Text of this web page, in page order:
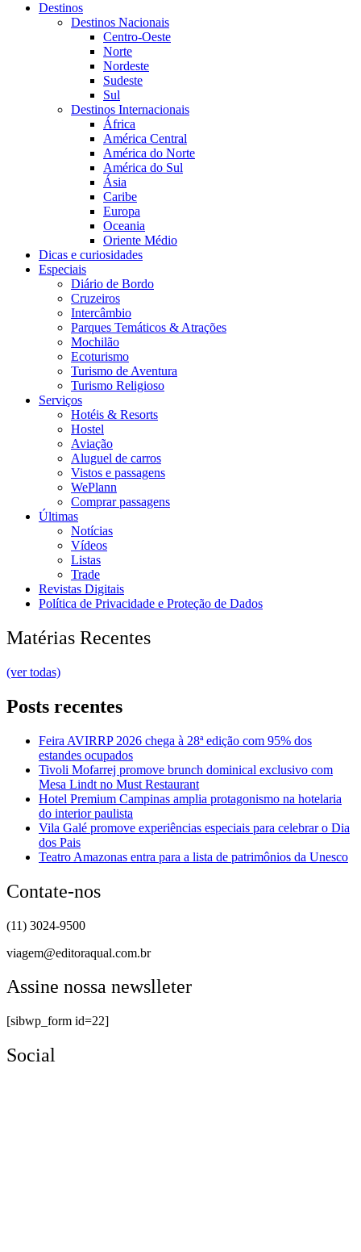
Destinos
Destinos Nacionais
Centro-Oeste
Norte
Nordeste
Sudeste
Sul
Destinos Internacionais
África
América Central
América do Norte
América do Sul
Ásia
Caribe
Europa
Oceania
Oriente Médio
Dicas e curiosidades
Especiais
Diário de Bordo
Cruzeiros
Intercâmbio
Parques Temáticos & Atrações
Mochilão
Ecoturismo
Turismo de Aventura
Turismo Religioso
Serviços
Hotéis & Resorts
Hostel
Aviação
Aluguel de carros
Vistos e passagens
WePlann
Comprar passagens
Últimas
Notícias
Vídeos
Listas
Trade
Revistas Digitais
Política de Privacidade e Proteção de Dados
Matérias Recentes
(ver todas)
Posts recentes
Feira AVIRRP 2026 chega à 28ª edição com 95% dos
estandes ocupados
Tivoli Mofarrej promove brunch dominical exclusivo com
Mesa Lindt no Must Restaurant
Hotel Premium Campinas amplia protagonismo na hotelaria
do interior paulista
Vila Galé promove experiências especiais para celebrar o Dia
dos Pais
Teatro Amazonas entra para a lista de patrimônios da Unesco
Contate-nos
(11) 3024-9500
viagem@editoraqual.com.br
Assine nossa newslleter
[sibwp_form id=22]
Social